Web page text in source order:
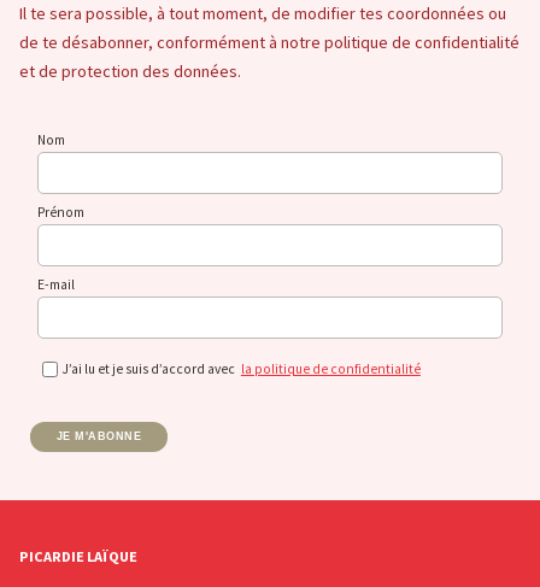
Il te sera possible, à tout moment, de modifier tes coordonnées ou
de te désabonner, conformément à notre politique de confidentialité
et de protection des données.
Nom
Prénom
E-mail
J’ai lu et je suis d’accord avec la politique de confidentialité
JE M'ABONNE
PICARDIE LAÏQUE